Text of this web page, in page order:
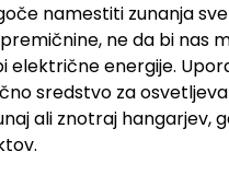
namestiti zunanja
ne da bi nas
električne energije.
sredstvo za
ali znotraj hangarjev,